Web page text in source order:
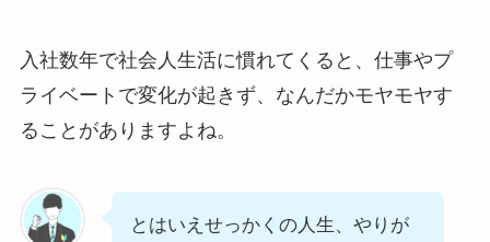
入社数年で社会人生活に慣れてくると、仕事やプ
ライベートで変化が起きず、なんだかモヤモヤす
ることがありますよね。
とはいえせっかくの人生、やりが